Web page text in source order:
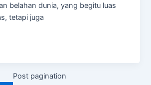
belahan dunia, yang begitu luas
tetapi juga
Post pagination